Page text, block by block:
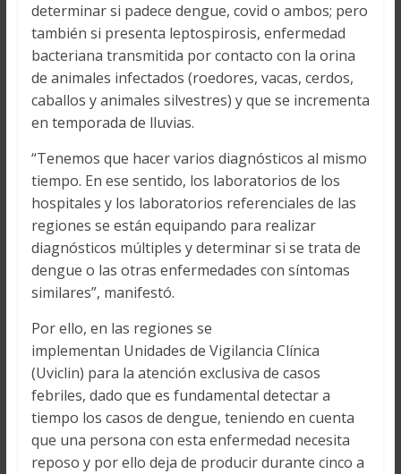
determinar si padece dengue, covid o ambos; pero
también si presenta leptospirosis, enfermedad
bacteriana transmitida por contacto con la orina
de animales infectados (roedores, vacas, cerdos,
caballos y animales silvestres) y que se incrementa
en temporada de lluvias.
“Tenemos que hacer varios diagnósticos al mismo
tiempo. En ese sentido, los laboratorios de los
hospitales y los laboratorios referenciales de las
regiones se están equipando para realizar
diagnósticos múltiples y determinar si se trata de
dengue o las otras enfermedades con síntomas
similares”, manifestó.
Por ello, en las regiones se
implementan Unidades de Vigilancia Clínica
(Uviclin) para la atención exclusiva de casos
febriles, dado que es fundamental detectar a
tiempo los casos de dengue, teniendo en cuenta
que una persona con esta enfermedad necesita
reposo y por ello deja de producir durante cinco a